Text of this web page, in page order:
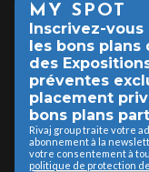
MY SPOT
Inscrivez-
les bons plans
des
préventes
placement
bons plans
Rivaj group traite votre
abonnement à la
votre consentement à
politique de protection